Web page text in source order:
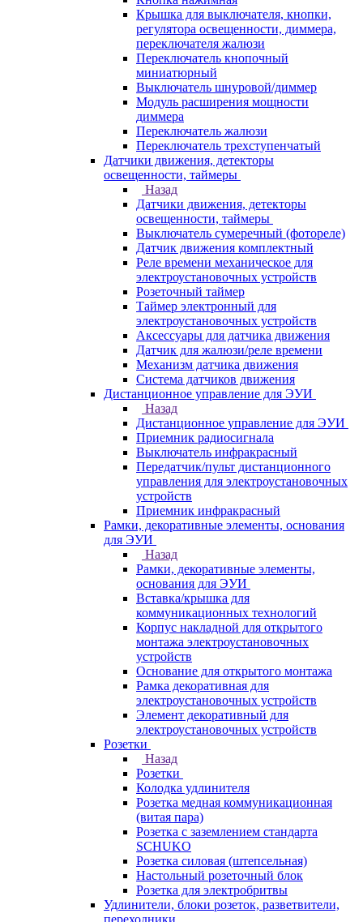
Крышка для выключателя, кнопки,
регулятора освещенности, диммера,
переключателя жалюзи
Переключатель кнопочный
миниатюрный
Выключатель шнуровой/диммер
Модуль расширения мощности
диммера
Переключатель жалюзи
Переключатель трехступенчатый
Датчики движения, детекторы
освещенности, таймеры
Назад
Датчики движения, детекторы
освещенности, таймеры
Выключатель сумеречный (фотореле)
Датчик движения комплектный
Реле времени механическое для
электроустановочных устройств
Розеточный таймер
Таймер электронный для
электроустановочных устройств
Аксессуары для датчика движения
Датчик для жалюзи/реле времени
Механизм датчика движения
Система датчиков движения
Дистанционное управление для ЭУИ
Назад
Дистанционное управление для ЭУИ
Приемник радиосигнала
Выключатель инфракрасный
Передатчик/пульт дистанционного
управления для электроустановочных
устройств
Приемник инфракрасный
Рамки, декоративные элементы, основания
для ЭУИ
Назад
Рамки, декоративные элементы,
основания для ЭУИ
Вставка/крышка для
коммуникационных технологий
Корпус накладной для открытого
монтажа электроустановочных
устройств
Основание для открытого монтажа
Рамка декоративная для
электроустановочных устройств
Элемент декоративный для
электроустановочных устройств
Розетки
Назад
Розетки
Колодка удлинителя
Розетка медная коммуникационная
(витая пара)
Розетка с заземлением стандарта
SCHUKO
Розетка силовая (штепсельная)
Настольный розеточный блок
Розетка для электробритвы
Удлинители, блоки розеток, разветвители,
переходники